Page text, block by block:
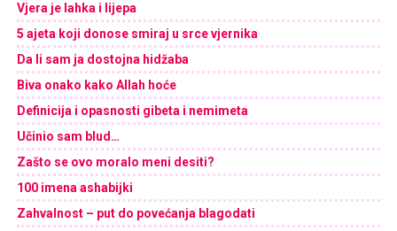
Vjera je lahka i lijepa
5 ajeta koji donose smiraj u srce vjernika
Da li sam ja dostojna hidžaba
Biva onako kako Allah hoće
Definicija i opasnosti gibeta i nemimeta
Učinio sam blud…
Zašto se ovo moralo meni desiti?
100 imena ashabijki
Zahvalnost – put do povećanja blagodati